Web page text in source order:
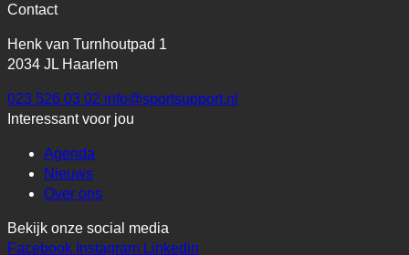
Contact
Henk van Turnhoutpad 1
2034 JL Haarlem
023 526 03 02 info@sportsupport.nl
Interessant voor jou
Agenda
Nieuws
Over ons
Bekijk onze social media
Facebook Instagram Linkedin